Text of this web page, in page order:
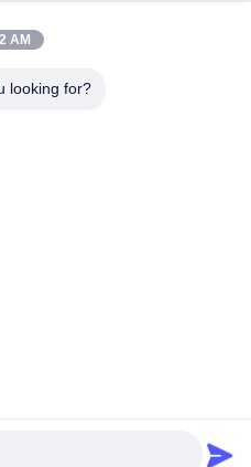
Import and Export Trading
AM
looking for?